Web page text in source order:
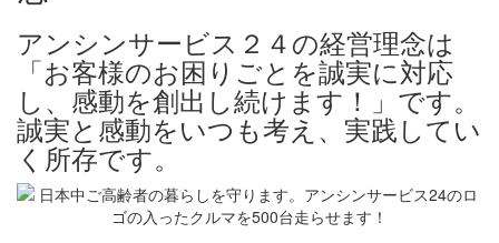
アンシンサービス２４の経営理念は
「お客様のお困りごとを誠実に対応
し、感動を創出し続けます！」です。
誠実と感動をいつも考え、実践してい
く所存です。